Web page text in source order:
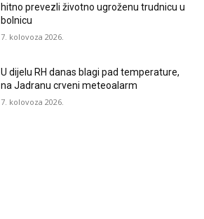
hitno prevezli životno ugroženu trudnicu u
bolnicu
7. kolovoza 2026.
U dijelu RH danas blagi pad temperature,
na Jadranu crveni meteoalarm
7. kolovoza 2026.